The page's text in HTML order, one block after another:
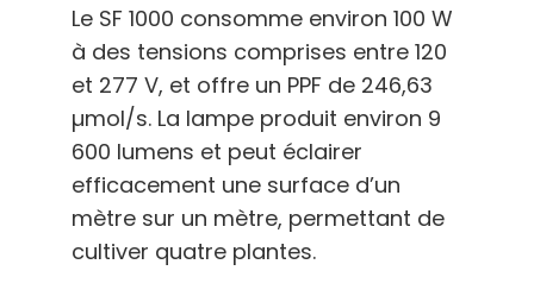
Le SF 1000 consomme environ 100 W
à des tensions comprises entre 120
et 277 V, et offre un PPF de 246,63
µmol/s. La lampe produit environ 9
600 lumens et peut éclairer
efficacement une surface d’un
mètre sur un mètre, permettant de
cultiver quatre plantes.